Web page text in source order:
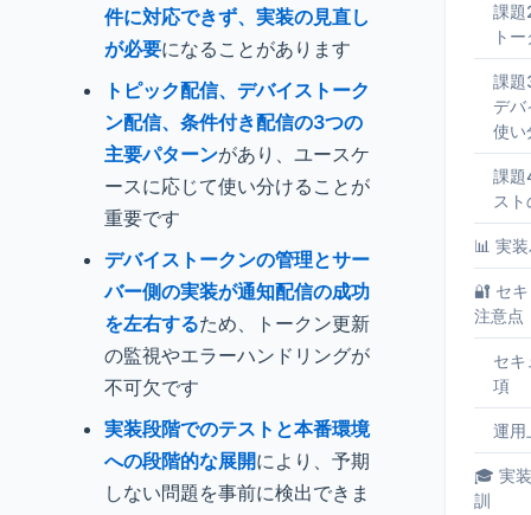
件に対応できず、実装の見直し
が必要になることがあります
トピック配信、デバイストーク
ン配信、条件付き配信の3つの
主要パターンがあり、ユースケ
ースに応じて使い分けることが
重要です
デバイストークンの管理とサー
バー側の実装が通知配信の成功
を左右するため、トークン更新
の監視やエラーハンドリングが
不可欠です
実装段階でのテストと本番環境
への段階的な展開により、予期
しない問題を事前に検出できま
課題
ト
課題
デバ
使い
課題
ス
📊 実
🔐 セ
注意点
セキ
項
運用
🎓 実
訓